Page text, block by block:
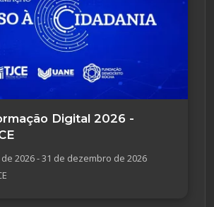
Digital 2026 -
2026 - 31 de dezembro de 2026